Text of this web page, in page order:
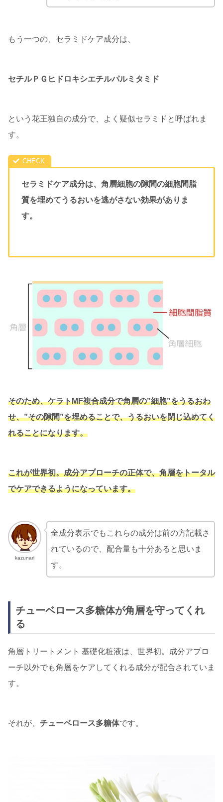
もう一つの、セラミドケア成分は、
セチルＰＧヒドロキシエチルパルミタミド
という花王独自の成分で、よく疑似セラミドと呼ばれま
す。
セラミドケア成分は、角層細胞の隙間の細胞間脂
質を埋めてうるおいを逃がさない効果がありま
す。
そのため、ケラトMF複合成分で角層の”細胞”をうるおわ
せ、”その隙間”を埋めることで、うるおいを閉じ込めてく
れることになります。
これが世界初。成分アプローチの正体で、角層をトータル
でケアできるようになっています。
kazunari
全成分表示でもこれらの成分は前の方記載さ
れているので、配合量も十分あると思いま
す。
チューベロース多糖体が角層を守ってくれ
る
角層トリートメント 基礎化粧液は、世界初。成分アプロ
ーチ以外でも角層をケアしてくれる成分が配合されていま
す。
それが、 チューベロース多糖体です。